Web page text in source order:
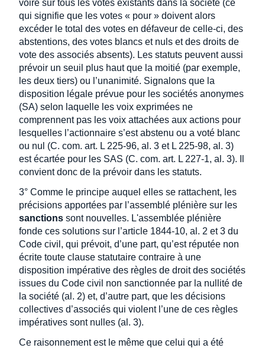
voire sur tous les votes existants dans la société (ce
qui signifie que les votes « pour » doivent alors
excéder le total des votes en défaveur de celle-ci, des
abstentions, des votes blancs et nuls et des droits de
vote des associés absents). Les statuts peuvent aussi
prévoir un seuil plus haut que la moitié (par exemple,
les deux tiers) ou l’unanimité. Signalons que la
disposition légale prévue pour les sociétés anonymes
(SA) selon laquelle les voix exprimées ne
comprennent pas les voix attachées aux actions pour
lesquelles l’actionnaire s’est abstenu ou a voté blanc
ou nul (C. com. art. L 225-96, al. 3 et L 225-98, al. 3)
est écartée pour les SAS (C. com. art. L 227-1, al. 3). Il
convient donc de la prévoir dans les statuts.
3° Comme le principe auquel elles se rattachent, les
précisions apportées par l’assemblé plénière sur les
sanctions sont nouvelles. L'assemblée plénière
fonde ces solutions sur l’article 1844-10, al. 2 et 3 du
Code civil, qui prévoit, d’une part, qu’est réputée non
écrite toute clause statutaire contraire à une
disposition impérative des règles de droit des sociétés
issues du Code civil non sanctionnée par la nullité de
la société (al. 2) et, d’autre part, que les décisions
collectives d’associés qui violent l’une de ces règles
impératives sont nulles (al. 3).
Ce raisonnement est le même que celui qui a été